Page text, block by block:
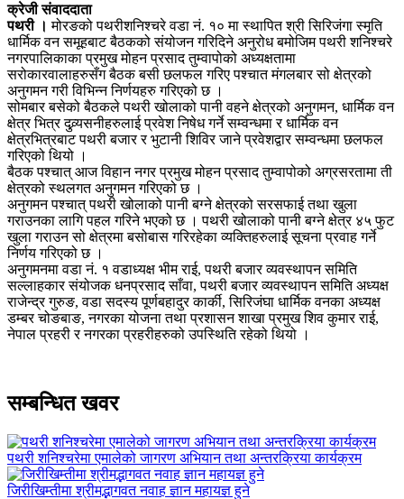
क्रेजी संवाददाता
पथरी । मोरङको पथरीशनिश्चरे वडा नं. १० मा स्थापित श्री सिरिजंगा स्मृति
धार्मिक वन समूहबाट बैठकको संयोजन गरिदिने अनुरोध बमोजिम पथरी शनिश्चरे
नगरपालिकाका प्रमुख मोहन प्रसाद तुम्वापोको अध्यक्षतामा
सरोकारवालाहरुसँग बैठक बसी छलफल गरिए पश्चात मंगलबार सो क्षेत्रको
अनुगमन गरी विभिन्न निर्णयहरु गरिएको छ ।
सोमबार बसेको बैठकले पथरी खोलाको पानी वहने क्षेत्रको अनुगमन, धार्मिक वन
क्षेत्र भित्र दुव्र्यसनीहरुलाई प्रवेश निषेध गर्ने सम्वन्धमा र धार्मिक वन
क्षेत्रभित्रबाट पथरी बजार र भुटानी शिविर जाने प्रवेशद्वार सम्वन्धमा छलफल
गरिएको थियो ।
बैठक पश्चात् आज विहान नगर प्रमुख मोहन प्रसाद तुम्वापोको अग्रसरतामा ती
क्षेत्रको स्थलगत अनुगमन गरिएको छ ।
अनुगमन पश्चात् पथरी खोलाको पानी बग्ने क्षेत्रको सरसफाई तथा खुला
गराउनका लागि पहल गरिने भएको छ । पथरी खोलाको पानी बग्ने क्षेत्र ४५ फुट
खुला गराउन सो क्षेत्रमा बसोबास गरिरहेका व्यक्तिहरुलाई सूचना प्रवाह गर्ने
निर्णय गरिएको छ ।
अनुगमनमा वडा नं. १ वडाध्यक्ष भीम राई, पथरी बजार व्यवस्थापन समिति
सल्लाहकार संयोजक धनप्रसाद साँवा, पथरी बजार व्यवस्थापन समिति अध्यक्ष
राजेन्द्र गुरुङ, वडा सदस्य पूर्णबहादुर कार्की, सिरिजंघा धार्मिक वनका अध्यक्ष
डम्बर चोङबाङ, नगरका योजना तथा प्रशासन शाखा प्रमुख शिव कुमार राई,
नेपाल प्रहरी र नगरका प्रहरीहरुको उपस्थिति रहेको थियो ।
सम्बन्धित खवर
पथरी शनिश्चरेमा एमालेको जागरण अभियान तथा अन्तरक्रिया कार्यक्रम
जिरीखिम्तीमा श्रीमद्भागवत नवाह ज्ञान महायज्ञ हुने